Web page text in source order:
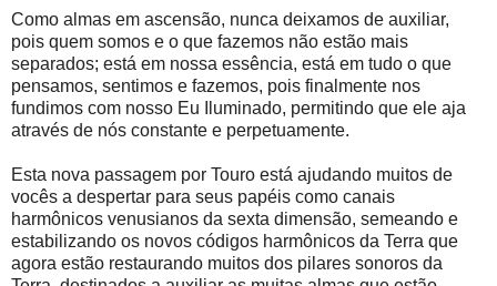
Como almas em ascensão, nunca deixamos de auxiliar,
pois quem somos e o que fazemos não estão mais
separados; está em nossa essência, está em tudo o que
pensamos, sentimos e fazemos, pois finalmente nos
fundimos com nosso Eu Iluminado, permitindo que ele aja
através de nós constante e perpetuamente.
Esta nova passagem por Touro está ajudando muitos de
vocês a despertar para seus papéis como canais
harmônicos venusianos da sexta dimensão, semeando e
estabilizando os novos códigos harmônicos da Terra que
agora estão restaurando muitos dos pilares sonoros da